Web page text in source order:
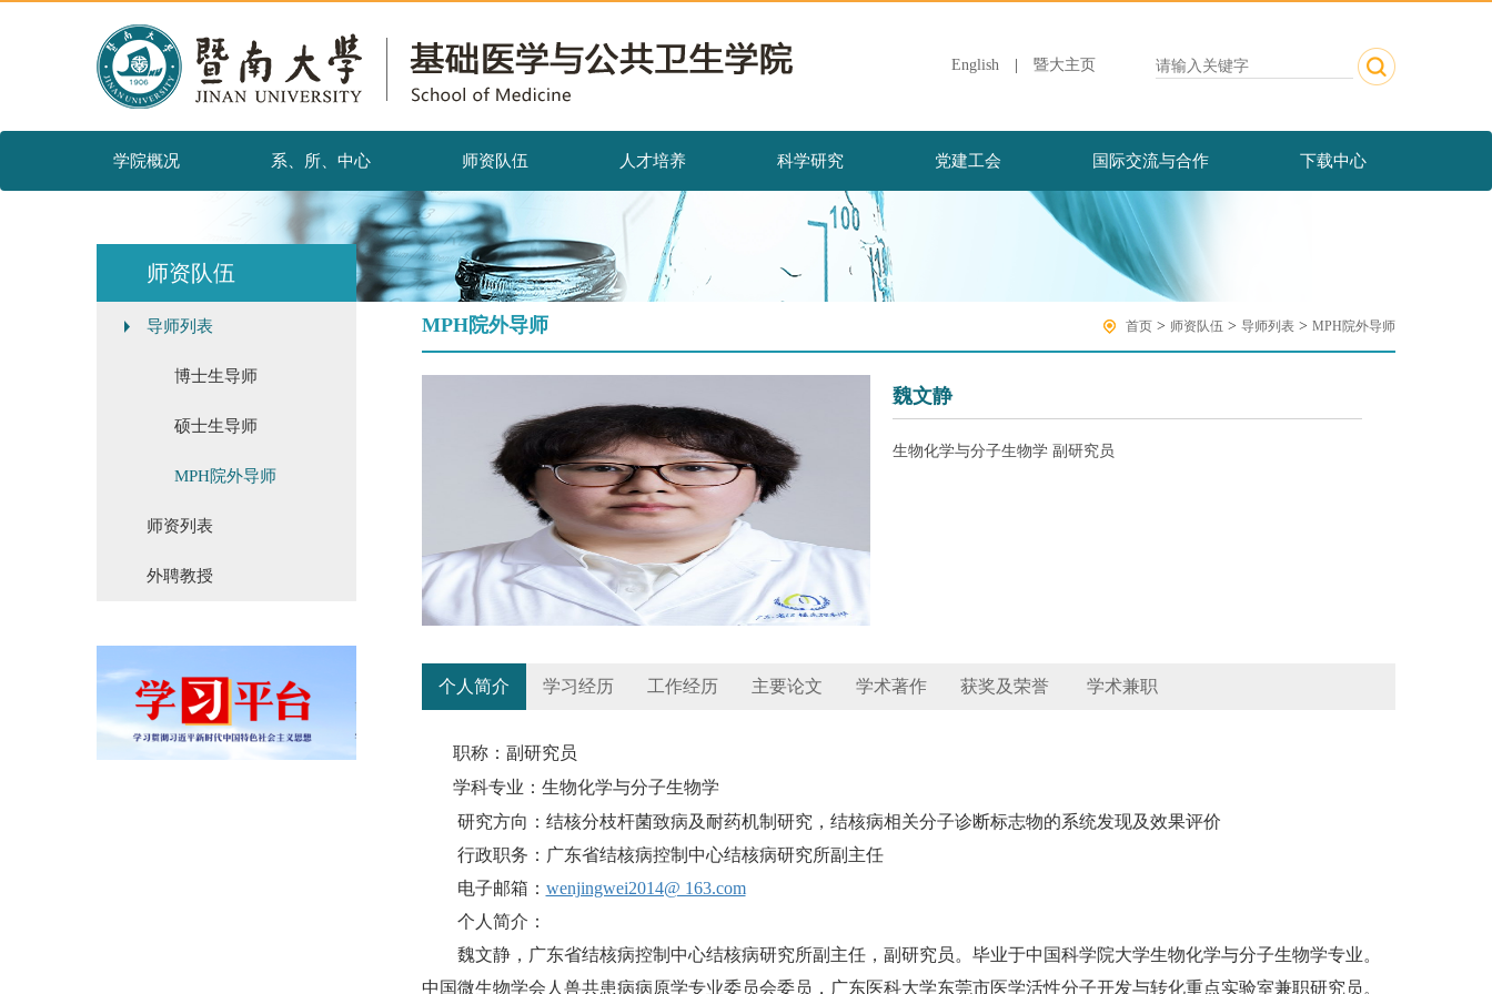
English 暨大主页
学院概况 系、所、中心 师资队伍 人才培养 科学研究 党建工会 国际交流与合作 下载中心
师资队伍
导师列表
博士生导师
硕士生导师
MPH院外导师
师资列表
外聘教授
MPH院外导师 首页 > 师资队伍 > 导师列表 > MPH院外导师
魏文静
生物化学与分子生物学 副研究员
个人简介 学习经历 工作经历 主要论文 学术著作 获奖及荣誉 学术兼职
职称：副研究员
学科专业：生物化学与分子生物学
研究方向：结核分枝杆菌致病及耐药机制研究，结核病相关分子诊断标志物的系统发现及效果评价
行政职务：广东省结核病控制中心结核病研究所副主任
电子邮箱： wenjingwei2014@ 163.com
个人简介：
魏文静，广东省结核病控制中心结核病研究所副主任，副研究员。毕业于中国科学院大学生物化学与分子生物学专业。
中国微生物学会人兽共患病病原学专业委员会委员，广东医科大学东莞市医学活性分子开发与转化重点实验室兼职研究员。